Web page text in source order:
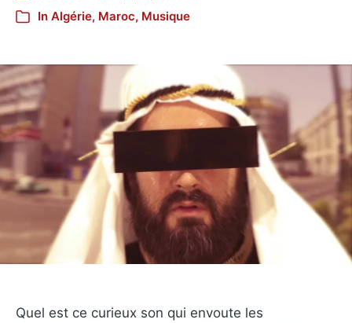
In Algérie, Maroc, Musique
Quel est ce curieux son qui envoute les